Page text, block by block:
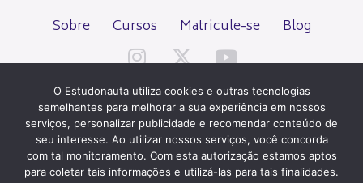
Sobre Cursos Matricule-se Blog
Todos os direitos reservados desde 2000.
O Estudonauta utiliza cookies e outras tecnologias
semelhantes para melhorar a sua experiência em nossos
serviços, personalizar publicidade e recomendar conteúdo de
seu interesse. Ao utilizar nossos serviços, você concorda
com tal monitoramento. Com esta autorização estamos aptos
para coletar tais informações e utilizá-las para tais finalidades.